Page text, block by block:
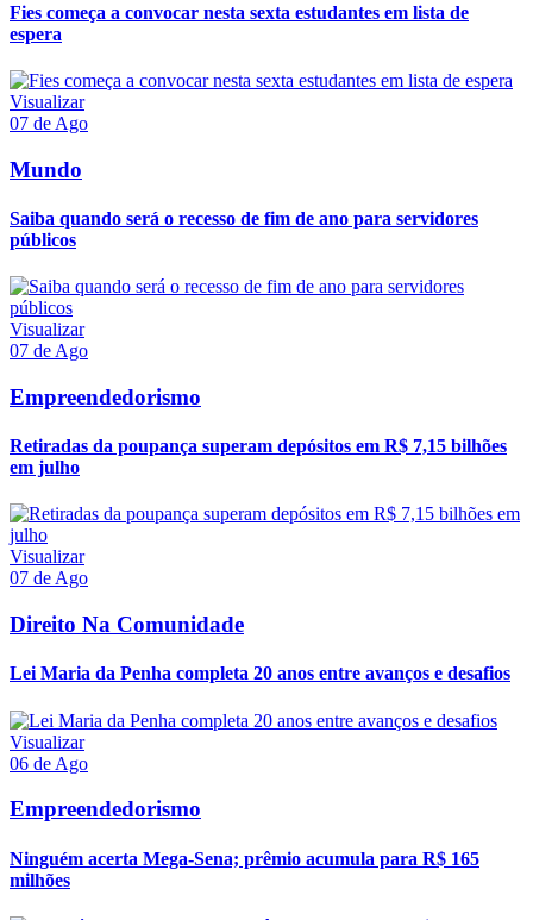
Fies começa a convocar nesta sexta estudantes em lista de
espera
Visualizar
07 de Ago
Mundo
Saiba quando será o recesso de fim de ano para servidores
públicos
Visualizar
07 de Ago
Empreendedorismo
Retiradas da poupança superam depósitos em R$ 7,15 bilhões
em julho
Visualizar
07 de Ago
Direito Na Comunidade
Lei Maria da Penha completa 20 anos entre avanços e desafios
Visualizar
06 de Ago
Empreendedorismo
Ninguém acerta Mega-Sena; prêmio acumula para R$ 165
milhões